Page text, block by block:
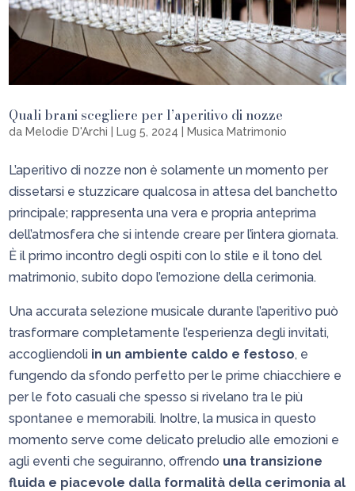
Quali brani scegliere per l’aperitivo di nozze
da Melodie D'Archi Lug 5, 2024 Musica Matrimonio
L’aperitivo di nozze non è solamente un momento per
dissetarsi e stuzzicare qualcosa in attesa del banchetto
principale; rappresenta una vera e propria anteprima
dell’atmosfera che si intende creare per l’intera giornata.
È il primo incontro degli ospiti con lo stile e il tono del
matrimonio, subito dopo l’emozione della cerimonia.
Una accurata selezione musicale durante l’aperitivo può
trasformare completamente l’esperienza degli invitati,
accogliendoli in un ambiente caldo e festoso, e
fungendo da sfondo perfetto per le prime chiacchiere e
per le foto casuali che spesso si rivelano tra le più
spontanee e memorabili. Inoltre, la musica in questo
momento serve come delicato preludio alle emozioni e
agli eventi che seguiranno, offrendo una transizione
fluida e piacevole dalla formalità della cerimonia al